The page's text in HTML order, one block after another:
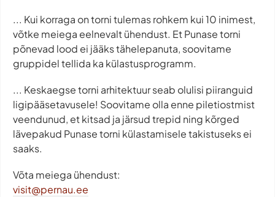
... Kui korraga on torni tulemas rohkem kui 10 inimest,
võtke meiega eelnevalt ühendust. Et Punase torni
põnevad lood ei jääks tähelepanuta, soovitame
gruppidel tellida ka külastusprogramm.
... Keskaegse torni arhitektuur seab olulisi piiranguid
ligipääsetavusele! Soovitame olla enne piletiostmist
veendunud, et kitsad ja järsud trepid ning kõrged
lävepakud Punase torni külastamisele takistuseks ei
saaks.
Võta meiega ühendust:
visit@pernau.ee